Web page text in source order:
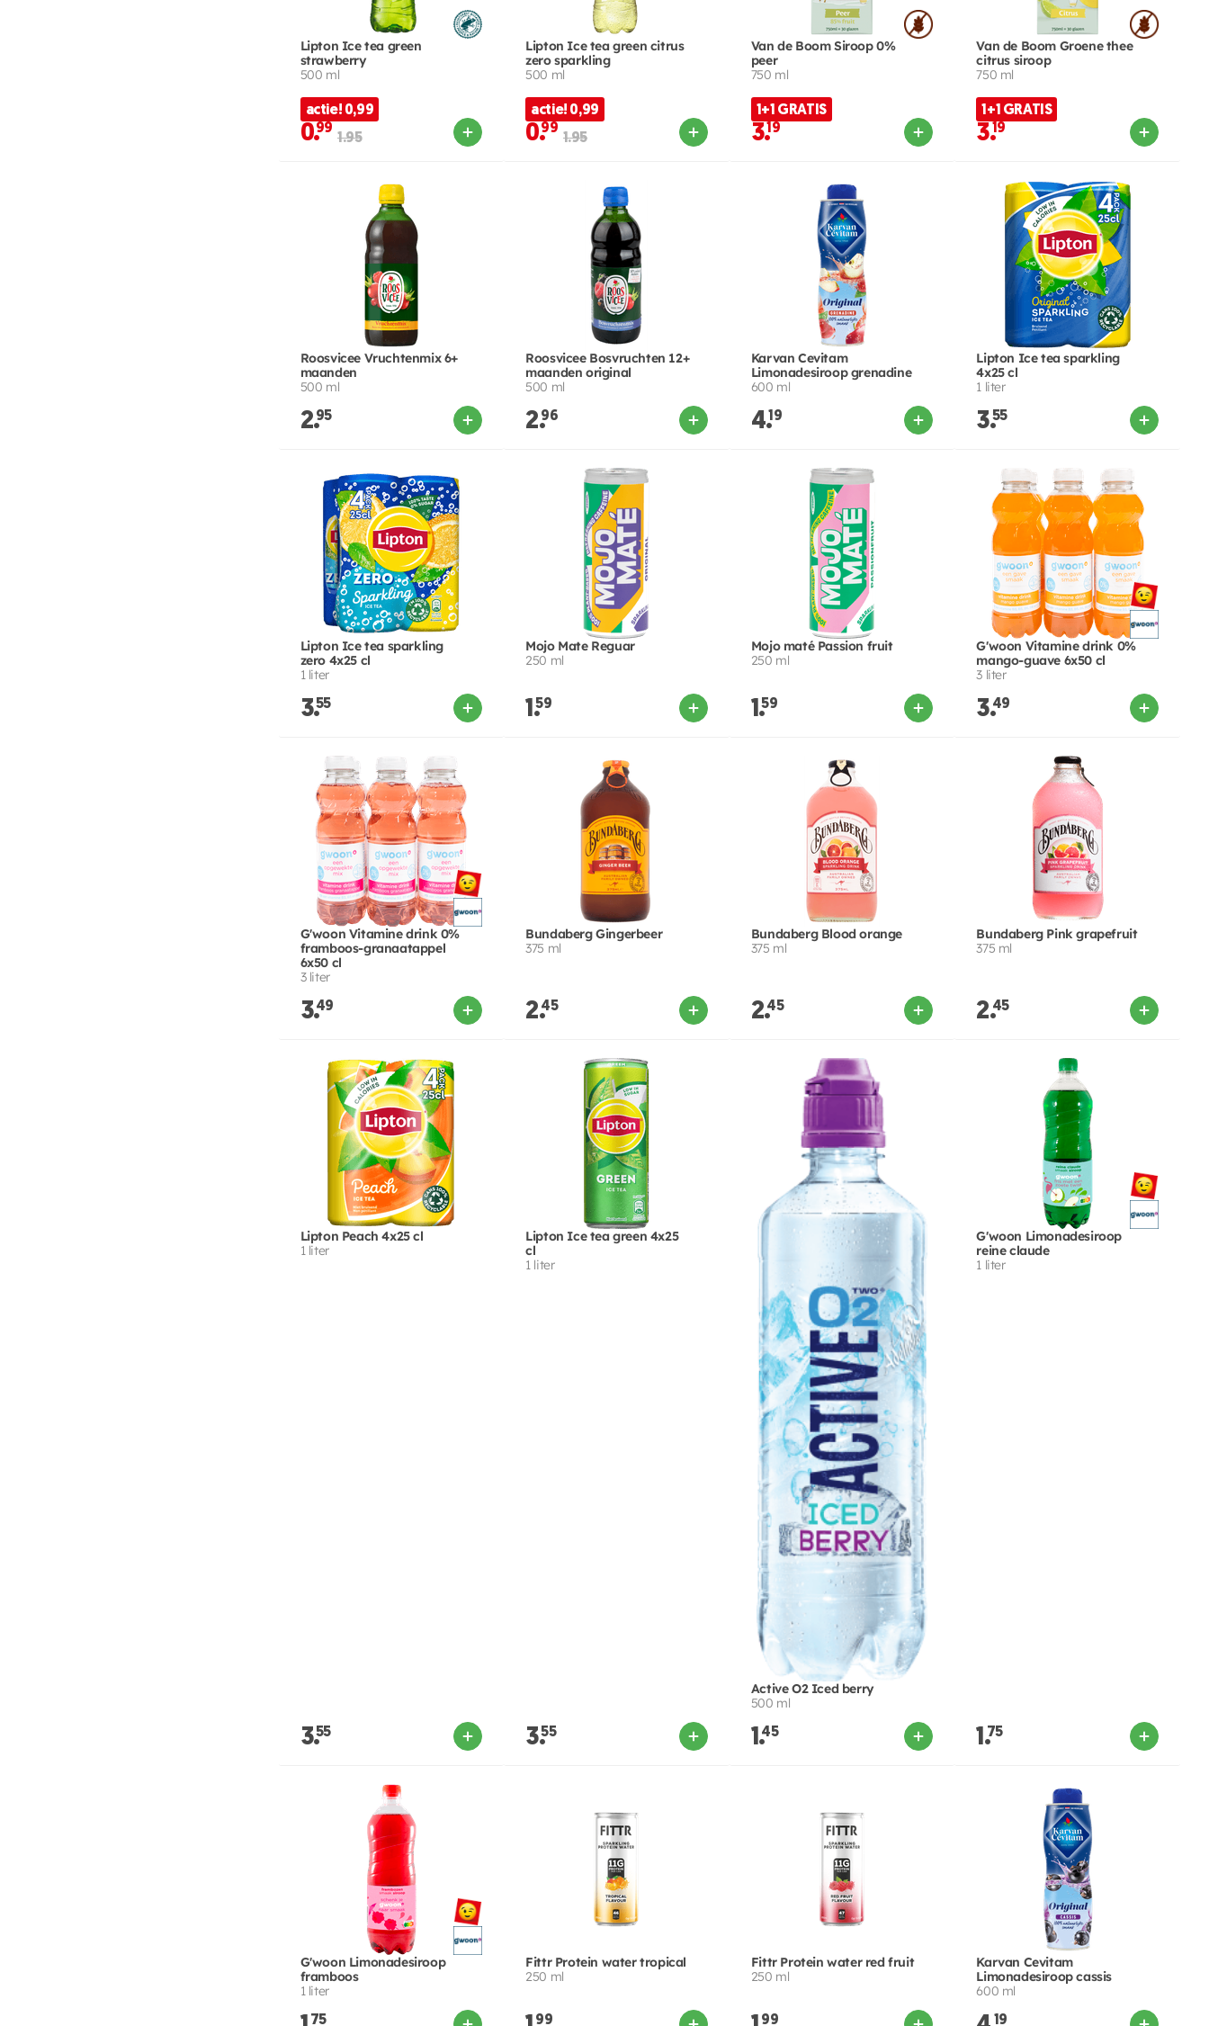
Lipton Ice tea green
strawberry
500 ml
actie! 0,99
0.99
1.95
Lipton Ice tea green citrus
zero sparkling
500 ml
actie! 0,99
0.99
1.95
Van de Boom Siroop 0%
peer
750 ml
1+1 GRATIS
3.19
Van de Boom Groene thee
citrus siroop
750 ml
1+1 GRATIS
3.19
Roosvicee Vruchtenmix 6+
maanden
500 ml
2.95
Roosvicee Bosvruchten 12+
maanden original
500 ml
2.96
Karvan Cevitam
Limonadesiroop grenadine
600 ml
4.19
Lipton Ice tea sparkling
4x25 cl
1 liter
3.55
Lipton Ice tea sparkling
zero 4x25 cl
1 liter
3.55
Mojo Mate Reguar
250 ml
1.59
Mojo maté Passion fruit
250 ml
1.59
G'woon Vitamine drink 0%
mango-guave 6x50 cl
3 liter
3.49
G'woon Vitamine drink 0%
framboos-granaatappel
6x50 cl
3 liter
3.49
Bundaberg Gingerbeer
375 ml
2.45
Bundaberg Blood orange
375 ml
2.45
Bundaberg Pink grapefruit
375 ml
2.45
Lipton Peach 4x25 cl
1 liter
3.55
Lipton Ice tea green 4x25
cl
1 liter
3.55
Active O2 Iced berry
500 ml
1.45
G'woon Limonadesiroop
reine claude
1 liter
1.75
G'woon Limonadesiroop
framboos
1 liter
75
Fittr Protein water tropical
250 ml
99
Fittr Protein water red fruit
250 ml
99
Karvan Cevitam
Limonadesiroop cassis
600 ml
19